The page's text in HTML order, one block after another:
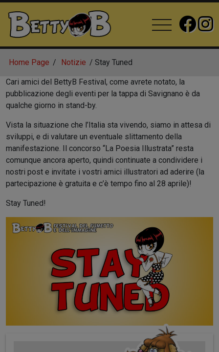
Home Page Notizie Stay Tuned
Cari amici del BettyB Festival, come avrete notato, la
pubblicazione degli eventi per la tappa di Savignano è da
qualche giorno in stand-by.
Vista la situazione che l’Italia sta vivendo, siamo in attesa di
sviluppi, e di valutare un eventuale slittamento della
manifestazione. Il concorso “La Poesia Illustrata” resta
comunque ancora aperto, quindi continuate a condividere i
nostri post e invitate i vostri amici illustratori ad aderire (la
partecipazione è gratuita e c’è tempo fino al 28 aprile)!
Stay Tuned!